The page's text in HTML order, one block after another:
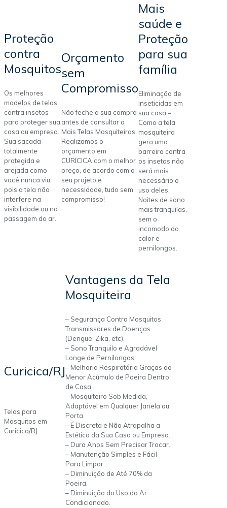
Proteção
contra
Mosquitos
Os melhores
modelos de telas
contra insetos
para proteger sua
casa ou empresa.
Sua sacada
totalmente
protegida e
arejada como
você nunca viu,
pois a tela não
interfere na
visibilidade ou na
passagem do ar.
Orçamento
sem
Compromisso
Não feche a sua compra
antes de consultar a
Mais Telas Mosquiteiras.
Realizamos o
orçamento em
CURICICA com o melhor
preço, de acordo com o
seu projeto e
necessidade, tudo sem
compromisso!
Mais
saúde e
Proteção
para sua
família
Eliminação de
inseticidas em
sua casa –
Como a tela
mosquiteira
gera uma
barreira contra
os insetos não
será mais
necessário o
uso deles.
Noites de sono
mais tranquilas,
sem o
incomodo do
calor e
pernilongos.
Curicica/RJ
Telas para
Mosquitos em
Curicica/RJ
Vantagens da Tela
Mosquiteira
– Segurança Contra Mosquitos
Transmissores de Doenças
(Dengue, Zika, etc).
– Sono Tranquilo e Agradável
Longe de Pernilongos.
– Melhoria Respiratória Graças ao
Menor Acúmulo de Poeira Dentro
de Casa.
– Mosquiteiro Sob Medida,
Adaptável em Qualquer Janela ou
Porta.
– É Discreta e Não Atrapalha a
Estética da Sua Casa ou Empresa.
– Dura Anos Sem Precisar Trocar.
– Manutenção Simples e Fácil
Para Limpar.
– Diminuição de Até 70% da
Poeira.
– Diminuição do Uso do Ar
Condicionado.